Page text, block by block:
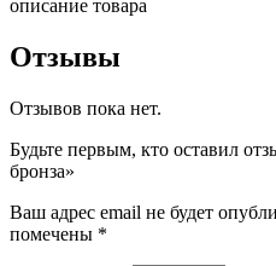
описание товара
Отзывы
Отзывов пока нет.
Будьте первым, кто оставил
бронза»
Ваш адрес email не будет
помечены *